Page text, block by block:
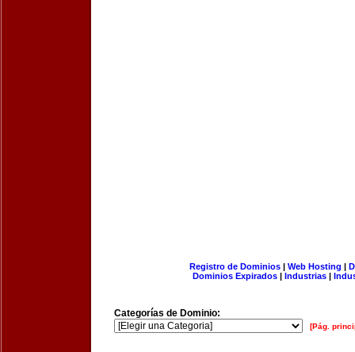
Registro de Dominios| Web Hosting |
Dominios Expirados | Industrias |
Categorías de Dominio:
[Pág.